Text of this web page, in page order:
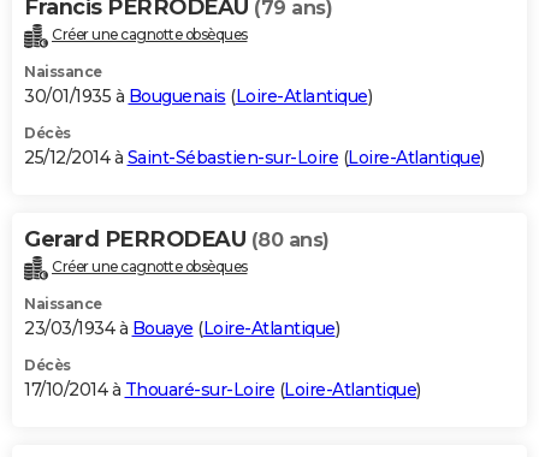
Francis PERRODEAU (79 ans)
Créer une cagnotte obsèques
Naissance
30/01/1935 à Bouguenais (Loire-Atlantique)
Décès
25/12/2014 à Saint-Sébastien-sur-Loire (Loire-Atlantique)
Gerard PERRODEAU (80 ans)
Créer une cagnotte obsèques
Naissance
23/03/1934 à Bouaye (Loire-Atlantique)
Décès
17/10/2014 à Thouaré-sur-Loire (Loire-Atlantique)